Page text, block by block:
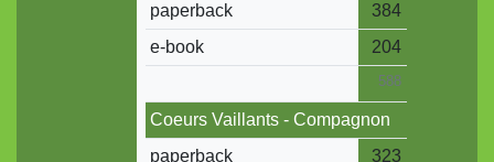
paperback
384
e-book
204
588
Coeurs Vaillants - Compagnon
paperback
323